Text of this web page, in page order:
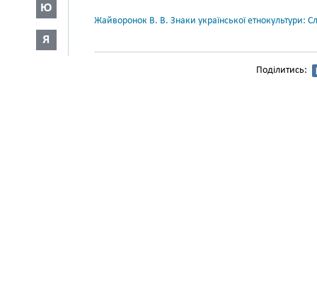
Ю
Я
Жайворонок В. В. Знаки української етнокультури:
Поділитись: